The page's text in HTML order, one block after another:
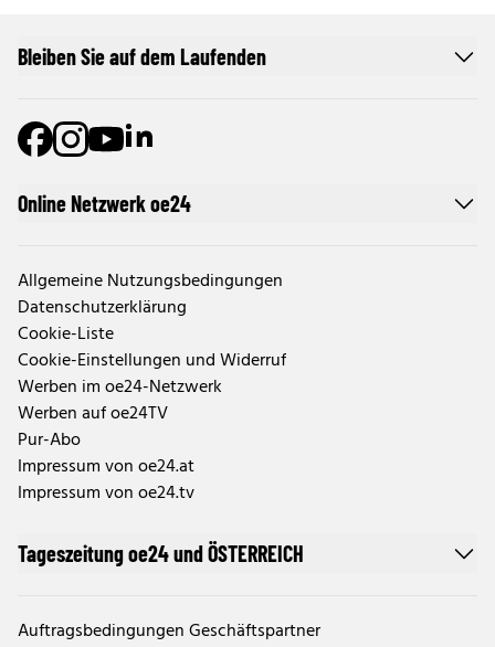
Online Netzwerk oe24
Allgemeine Nutzungsbedingungen
Datenschutzerklärung
Cookie-Liste
Cookie-Einstellungen und Widerruf
Werben im oe24-Netzwerk
Werben auf oe24TV
Pur-Abo
Impressum von oe24.at
Impressum von oe24.tv
Tageszeitung oe24 und ÖSTERREICH
Auftragsbedingungen Geschäftspartner
Bleiben Sie auf dem Laufenden